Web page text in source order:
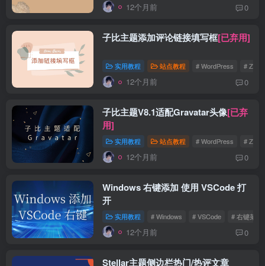
12个月前 0
子比主题添加评论链接填写框[已弃用]
实用教程 站点教程 # WordPress # Zibll
12个月前 0
子比主题V8.1适配Gravatar头像[已弃
用]
实用教程 站点教程 # WordPress # Zibll
12个月前 0
Windows 右键添加 使用 VSCode 打
开
实用教程 # Windows # VSCode # 右键菜单
12个月前 0
Stellar主题侧边栏热门/热评文章